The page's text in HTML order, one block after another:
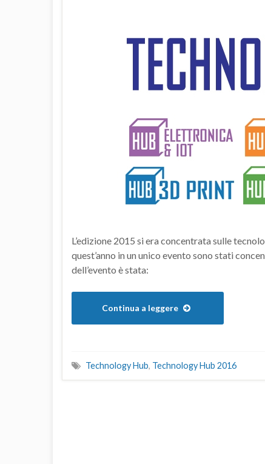
L’edizione 2015 si era concentrata sulle
quest’anno in un unico evento sono stati
dell’evento è stata:
Continua a leggere
Technology Hub, Technology Hub 2016